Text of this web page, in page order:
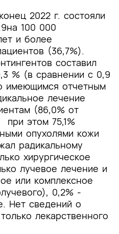
2022 г. состояли
100 000
и более
(36,7%).
составил
% (в сравнении с 0,9
имеющимся отчетным
лечение
(86,0% от
этом 75,1%
опухолями кожи
радикальному
хирургическое
лучевое лечение и
или комплексное
0,2% -
Нет сведений о
лекарственного